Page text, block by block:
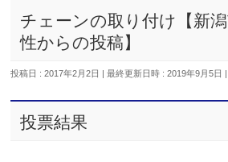
チェーンの取り付け【新
性からの投稿】
投稿日 : 2017年2月2日 最終更新日時 : 2019年9月5日
投票結果